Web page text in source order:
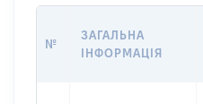
№
ЗАГАЛЬНА
ІНФОРМАЦІЯ